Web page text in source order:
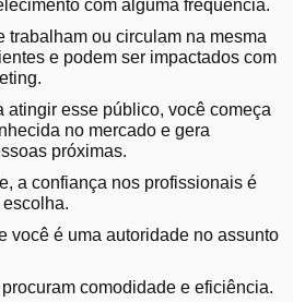
com alguma frequência.
trabalham ou circulam na mesma
e podem ser impactados com
atingir esse público, você começa
no mercado e gera
próximas.
a confiança nos profissionais é
você é uma autoridade no assunto
comodidade e eficiência.